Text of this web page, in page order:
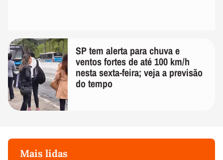
SP tem alerta para chuva e
ventos fortes de até 100 km/h
nesta sexta-feira; veja a previsão
do tempo
Mais lidas